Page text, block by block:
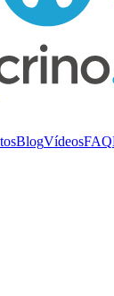
BlogVídeosFAQ